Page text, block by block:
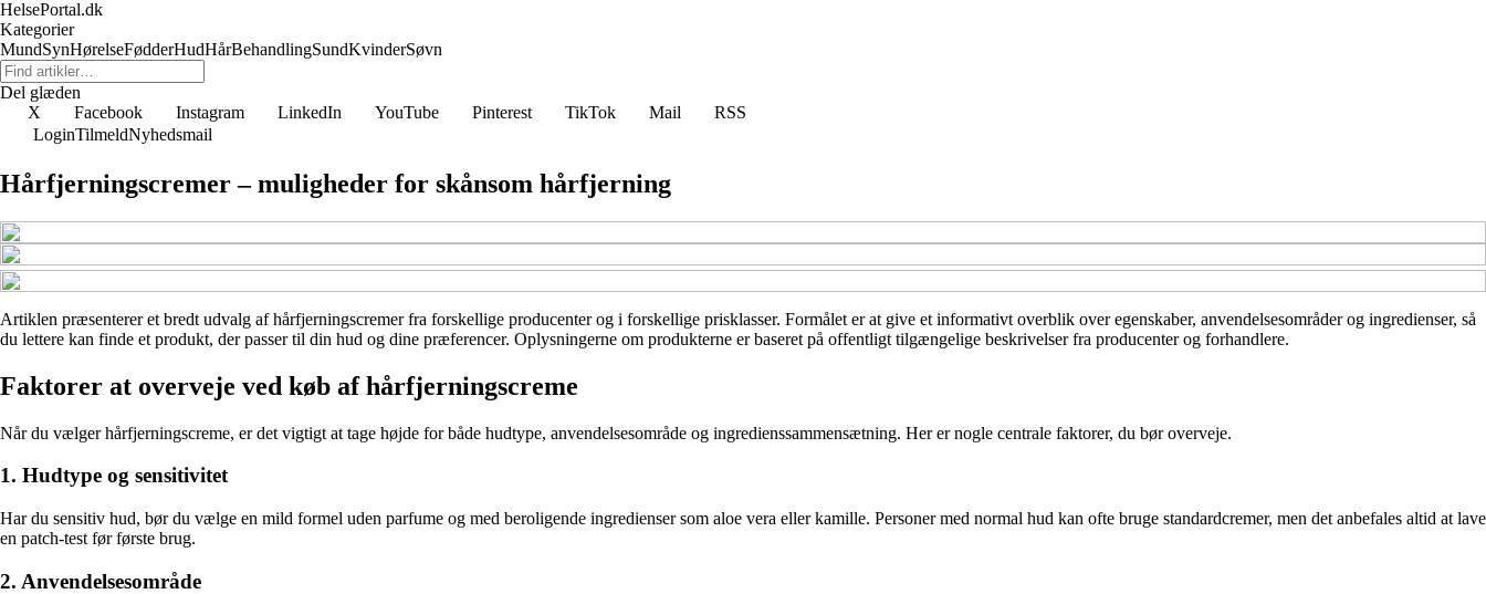
HelsePortal.dk
Kategorier
MundSynHørelseFødderHudHårBehandlingSundKvinderSøvn
Del glæden
X
Facebook Instagram LinkedIn YouTube Pinterest TikTok Mail
RSS
LoginTilmeldNyhedsmail
Hårfjerningscremer – muligheder for skånsom hårfjerning
Artiklen præsenterer et bredt udvalg af hårfjerningscremer fra forskellige producenter og i forskellige prisklasser. Formålet er at give et informativt overblik over egenskaber, anvendelsesområder og ingredienser, så
du lettere kan finde et produkt, der passer til din hud og dine præferencer. Oplysningerne om produkterne er baseret på offentligt tilgængelige beskrivelser fra producenter og forhandlere.
Faktorer at overveje ved køb af hårfjerningscreme
Når du vælger hårfjerningscreme, er det vigtigt at tage højde for både hudtype, anvendelsesområde og ingredienssammensætning. Her er nogle centrale faktorer, du bør overveje.
1. Hudtype og sensitivitet
Har du sensitiv hud, bør du vælge en mild formel uden parfume og med beroligende ingredienser som aloe vera eller kamille. Personer med normal hud kan ofte bruge standardcremer, men det anbefales altid at lave
en patch-test før første brug.
2. Anvendelsesområde